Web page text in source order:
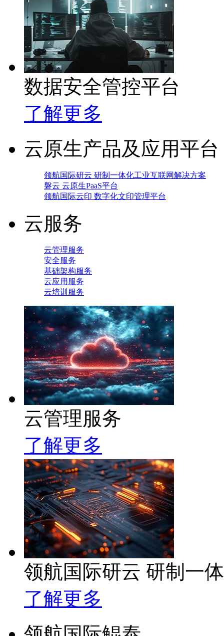
数据安全管控平台
了解更多
云原生产品及应用平台
领航国际研云 研制一体化工业互联网解决方案
磐云 云原生PaaS平台
领航国际云印 数字化文印管理平台
云服务
云管理服务
安全服务
基础架构服务
云应用服务
云培训服务
云管理服务
了解更多
领航国际研云 研制一
了解更多